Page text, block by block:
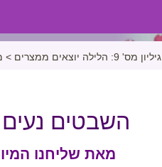
גיליון מס' 9: הלילה יוצאים ממצרים >
השבטים
מאת שליחנו